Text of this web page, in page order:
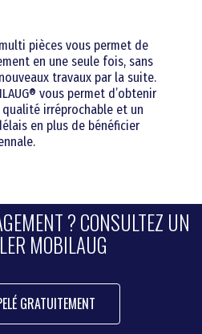
pièces vous permet de
en une seule fois, sans
travaux par la suite.
vous permet d’obtenir
irréprochable et un
en plus de bénéficier
? CONSULTEZ UN
MOBILAUG
GRATUITEMENT